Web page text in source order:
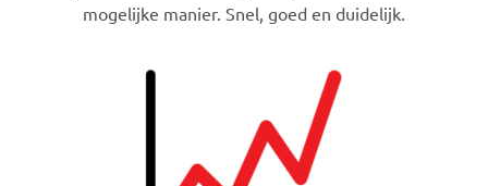
mogelijke manier. Snel, goed en duidelijk.